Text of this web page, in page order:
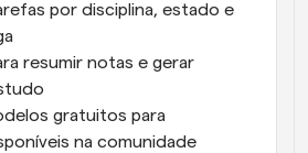
por disciplina, estado e
resumir notas e gerar
gratuitos para
na comunidade